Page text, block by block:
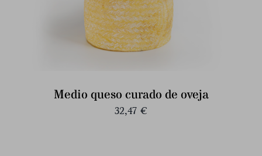
Medio queso curado de oveja
32,47 €